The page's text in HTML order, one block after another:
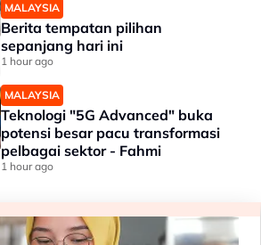
MALAYSIA
Berita tempatan pilihan
sepanjang hari ini
1 hour ago
MALAYSIA
Teknologi "5G Advanced" buka
potensi besar pacu transformasi
pelbagai sektor - Fahmi
1 hour ago